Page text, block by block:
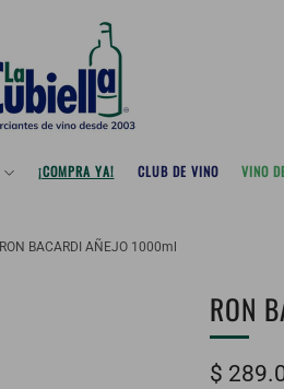
¡COMPRA YA! CLUB DE VINO VINO
RON BACARDI AÑEJO 1000ml
RON
Precio
$